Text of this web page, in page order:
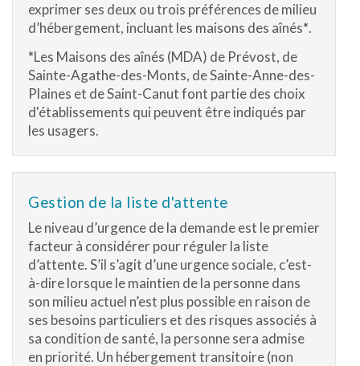
exprimer ses deux ou trois préférences de milieu
d’hébergement, incluant les maisons des aînés*.
*Les Maisons des aînés (MDA) de Prévost, de
Sainte-Agathe-des-Monts, de Sainte-Anne-des-
Plaines et de Saint-Canut font partie des choix
d'établissements qui peuvent être indiqués par
les usagers.
Gestion de la liste d'attente
Le niveau d’urgence de la demande est le premier
facteur à considérer pour réguler la liste
d’attente. S’il s’agit d’une urgence sociale, c’est-
à-dire lorsque le maintien de la personne dans
son milieu actuel n’est plus possible en raison de
ses besoins particuliers et des risques associés à
sa condition de santé, la personne sera admise
en priorité. Un hébergement transitoire (non